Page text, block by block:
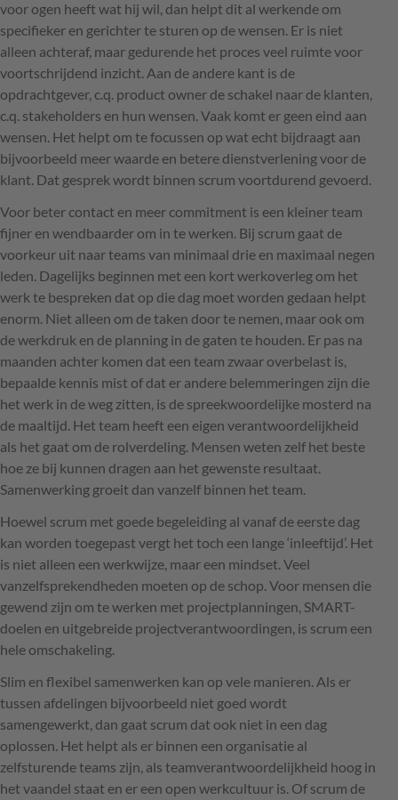
voor ogen heeft wat hij wil, dan helpt dit al werkende om
specifieker en gerichter te sturen op de wensen. Er is niet
alleen achteraf, maar gedurende het proces veel ruimte voor
voortschrijdend inzicht. Aan de andere kant is de
opdrachtgever, c.q. product owner de schakel naar de klanten,
c.q. stakeholders en hun wensen. Vaak komt er geen eind aan
wensen. Het helpt om te focussen op wat echt bijdraagt aan
bijvoorbeeld meer waarde en betere dienstverlening voor de
klant. Dat gesprek wordt binnen scrum voortdurend gevoerd.
Voor beter contact en meer commitment is een kleiner team
fijner en wendbaarder om in te werken. Bij scrum gaat de
voorkeur uit naar teams van minimaal drie en maximaal negen
leden. Dagelijks beginnen met een kort werkoverleg om het
werk te bespreken dat op die dag moet worden gedaan helpt
enorm. Niet alleen om de taken door te nemen, maar ook om
de werkdruk en de planning in de gaten te houden. Er pas na
maanden achter komen dat een team zwaar overbelast is,
bepaalde kennis mist of dat er andere belemmeringen zijn die
het werk in de weg zitten, is de spreekwoordelijke mosterd na
de maaltijd. Het team heeft een eigen verantwoordelijkheid
als het gaat om de rolverdeling. Mensen weten zelf het beste
hoe ze bij kunnen dragen aan het gewenste resultaat.
Samenwerking groeit dan vanzelf binnen het team.
Hoewel scrum met goede begeleiding al vanaf de eerste dag
kan worden toegepast vergt het toch een lange ‘inleeftijd’. Het
is niet alleen een werkwijze, maar een mindset. Veel
vanzelfsprekendheden moeten op de schop. Voor mensen die
gewend zijn om te werken met projectplanningen, SMART-
doelen en uitgebreide projectverantwoordingen, is scrum een
hele omschakeling.
Slim en flexibel samenwerken kan op vele manieren. Als er
tussen afdelingen bijvoorbeeld niet goed wordt
samengewerkt, dan gaat scrum dat ook niet in een dag
oplossen. Het helpt als er binnen een organisatie al
zelfsturende teams zijn, als teamverantwoordelijkheid hoog in
het vaandel staat en er een open werkcultuur is. Of scrum de